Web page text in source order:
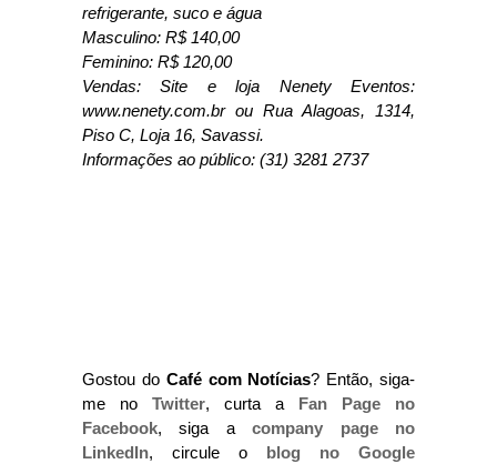
refrigerante, suco e água
Masculino: R$ 140,00
Feminino: R$ 120,00
Vendas: Site e loja Nenety Eventos:
www.nenety.com.br ou Rua Alagoas, 1314,
Piso C, Loja 16, Savassi.
Informações ao público: (31) 3281 2737
Gostou do Café com Notícias? Então, siga-
me no Twitter, curta a Fan Page no
Facebook, siga acompany page no
LinkedIn, circule o blog no Google